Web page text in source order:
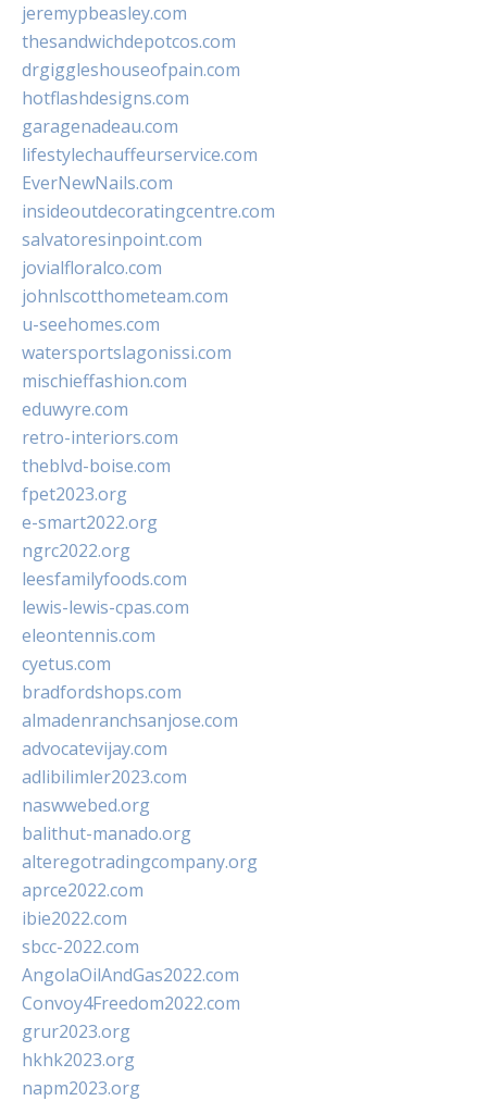
jeremypbeasley.com
thesandwichdepotcos.com
drgiggleshouseofpain.com
hotflashdesigns.com
garagenadeau.com
lifestylechauffeurservice.com
EverNewNails.com
insideoutdecoratingcentre.com
salvatoresinpoint.com
jovialfloralco.com
johnlscotthometeam.com
u-seehomes.com
watersportslagonissi.com
mischieffashion.com
eduwyre.com
retro-interiors.com
theblvd-boise.com
fpet2023.org
e-smart2022.org
ngrc2022.org
leesfamilyfoods.com
lewis-lewis-cpas.com
eleontennis.com
cyetus.com
bradfordshops.com
almadenranchsanjose.com
advocatevijay.com
adlibilimler2023.com
naswwebed.org
balithut-manado.org
alteregotradingcompany.org
aprce2022.com
ibie2022.com
sbcc-2022.com
AngolaOilAndGas2022.com
Convoy4Freedom2022.com
grur2023.org
hkhk2023.org
napm2023.org